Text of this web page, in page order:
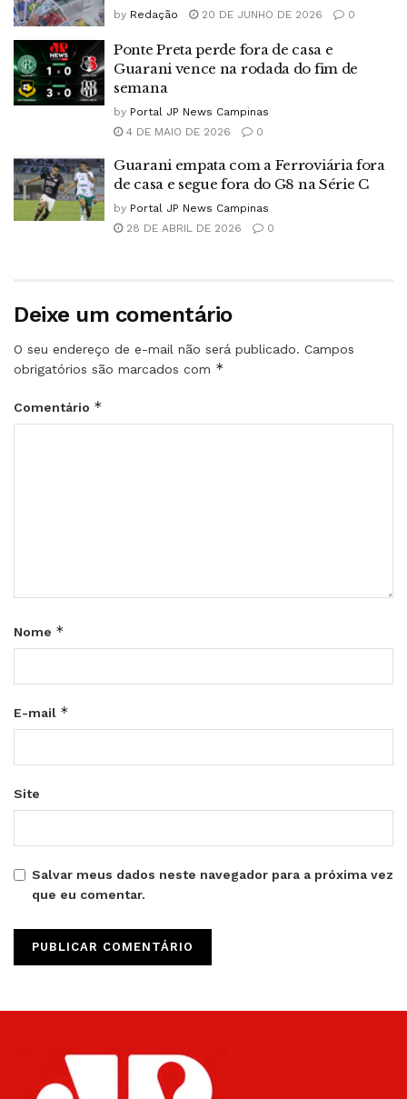
by Redação 20 DE JUNHO DE 2026 0
Ponte Preta perde fora de casa e
Guarani vence na rodada do fim de
semana
by Portal JP News Campinas
4 DE MAIO DE 2026
0
Guarani empata com a Ferroviária fora
de casa e segue fora do G8 na Série C
by Portal JP News Campinas
28 DE ABRIL DE 2026
0
Deixe um comentário
O seu endereço de e-mail não será publicado. Campos
obrigatórios são marcados com *
Comentário *
Nome *
E-mail *
Site
Salvar meus dados neste navegador para a próxima vez
que eu comentar.